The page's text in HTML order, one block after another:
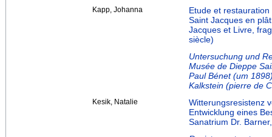
Kapp, Johanna
Etude et
Saint Jacques en
Jacques et Livre,
siècle)
Untersuchung und
Musée de Dieppe
Paul Bénet (um
Kalkstein (pierre de
Kesik, Natalie
Witterungsresistenz
Entwicklung eines
Sanatrium Dr.